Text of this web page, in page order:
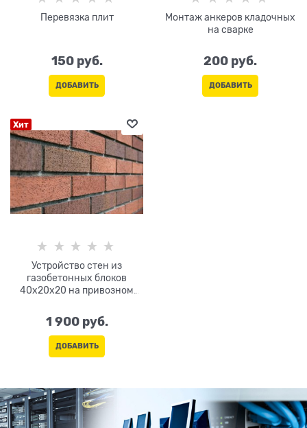
Перевязка плит
150 руб.
ДОБАВИТЬ
Монтаж анкеров кладочных
на сварке
200 руб.
ДОБАВИТЬ
Хит
Устройство стен из
газобетонных блоков
40х20х20 на привозном
1 900 руб.
ДОБАВИТЬ